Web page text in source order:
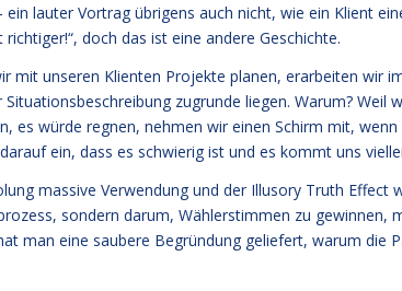
lauter Vortrag übrigens auch nicht, wie ein Klient
doch das ist eine andere Geschichte.
mit unseren Klienten Projekte planen, erarbeiten wir
zugrunde liegen. Warum? Weil
es würde regnen, nehmen wir einen Schirm mit,
ein, dass es schwierig ist und es kommt uns
massive Verwendung und der Illusory Truth
sondern darum, Wählerstimmen zu gewinnen,
man eine saubere Begründung geliefert, warum die